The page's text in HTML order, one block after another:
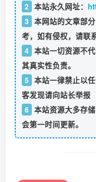
2 本站永久网址：
3 本网站的文章部
考，如有侵权，请联
4 本站一切资源不
其真实性负责。
5 本站一律禁止以
客发现请向站长举报
6 本站资源大多存
会第一时间更新。